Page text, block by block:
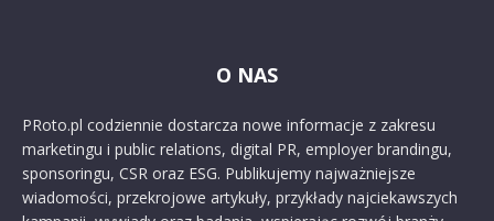
O NAS
PRoto.pl codziennie dostarcza nowe informacje z zakresu
marketingu i public relations, digital PR, employer brandingu,
sponsoringu, CSR oraz ESG. Publikujemy najważniejsze
wiadomości, przekrojowe artykuły, przykłady najciekawszych